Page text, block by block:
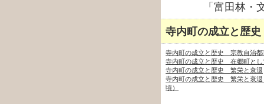
「富田林・文
寺内町の成立と歴史
寺内町の成立と歴史 宗教自治都
寺内町の成立と歴史 在郷町とし
寺内町の成立と歴史 繁栄と衰退
寺内町の成立と歴史 繁栄と衰退
頃）